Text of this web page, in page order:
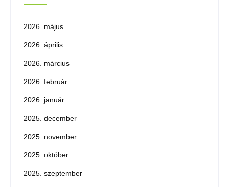
2026. május
2026. április
2026. március
2026. február
2026. január
2025. december
2025. november
2025. október
2025. szeptember